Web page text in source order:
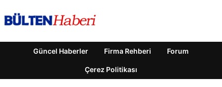
Güncel Haberler Firma Rehberi Forum
Çerez Politikası